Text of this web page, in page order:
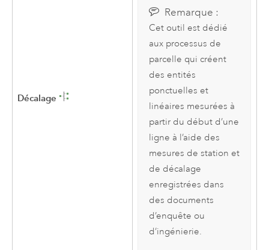
Décalage
Remarque :
Cet outil est dédié
aux processus de
parcelle qui créent
des entités
ponctuelles et
linéaires mesurées à
partir du début d’une
ligne à l’aide des
mesures de station et
de décalage
enregistrées dans
des documents
d’enquête ou
d’ingénierie.